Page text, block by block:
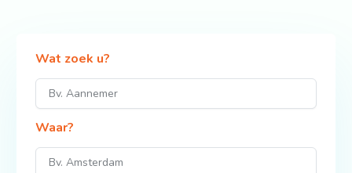
Wat zoek u?
Waar?